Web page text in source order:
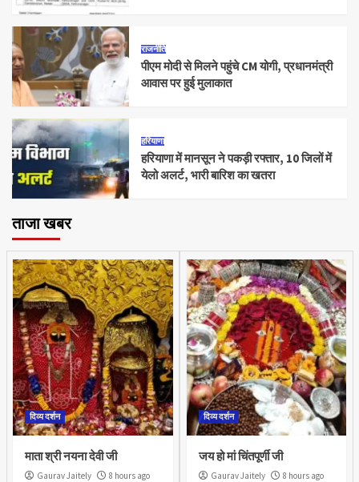
राजनीति
पीएम मोदी से मिलने पहुंचे CM योगी, प्रधानमंत्री
आवास पर हुई मुलाकात
हरियाणा
हरियाणा में मानसून ने पकड़ी रफ्तार, 10 जिलों में
येलो अलर्ट, भारी बारिश का खतरा
ताजा खबर
दिव्य दर्शन
माता श्री नयना देवी जी
Gaurav Jaitely
8 hours ago
दिव्य दर्शन
जय हो मां चिंतपूर्णी जी
Gaurav Jaitely
8 hours ago